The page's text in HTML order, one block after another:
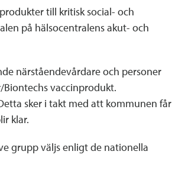
till kritisk social- och
på hälsocentralens akut- och
närståendevårdare och personer
Biontechs vaccinprodukt.
sker i takt med att kommunen får
klar.
grupp väljs enligt de nationella